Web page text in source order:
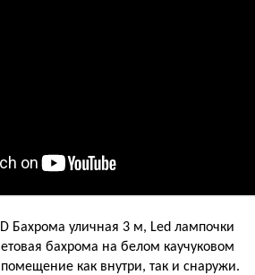
Бахрома уличная 3 м, Led лампочки
бахрома на белом каучуковом
помещение как внутри, так и снаружи.